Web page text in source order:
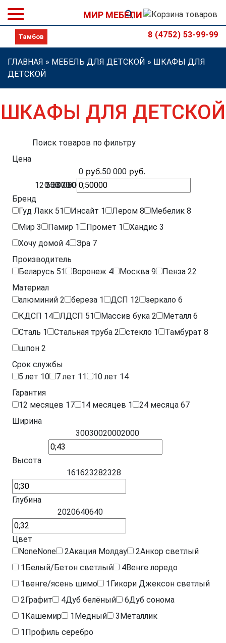
МИР МЕБЕЛИ
8 (4752) 53-99-99
ГЛАВНАЯ » МЕБЕЛЬ ДЛЯ ДЕТСКОЙ » ШКАФЫ ДЛЯ
ДЕТСКОЙ
ШКАФЫ ДЛЯ ДЕТСКОЙ
Поиск товаров по фильтру
Цена
0 руб.50 000 руб.
0
12 500
25 000
37 500
50 000
Бренд
Гуд Лакк 51 Инсайт 1 Лером 8 Мебелик 8
Мир 3 Памир 1 Промет 1 Хандис 3
Хочу домой 4 Эра 7
Производитель
Беларусь 51 Воронеж 4 Москва 9 Пенза 22
Материал
алюминий 2 береза 1 ДСП 12 зеркало 6
КДСП 14 ЛДСП 51 Массив бука 2 Металл 6
Сталь 1 Стальная труба 2 стекло 1 Тамбурат 8
шпон 2
Срок службы
5 лет 10 7 лет 11 10 лет 14
Гарантия
12 месяцев 17 14 месяцев 1 24 месяца 67
Ширина
30030020002000
Высота
161623282328
Глубина
2020640640
Цвет
NoneNone 2Акация Молдау 2Анкор светлый
1Белый/Бетон светлый 4Венге лоредо
1венге/ясень шимо 1Гикори Джексон светлый
2Графит 4Дуб белёный 6Дуб сонома
1Кашемир 1Медный 3Металлик
1Профиль серебро